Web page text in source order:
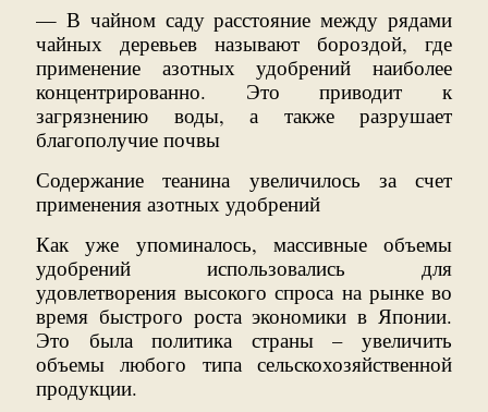
— В чайном саду расстояние между рядами
чайных деревьев называют бороздой, где
применение азотных удобрений наиболее
концентрированно. Это приводит к
загрязнению воды, а также разрушает
благополучие почвы
Содержание теанина увеличилось за счет
применения азотных удобрений
Как уже упоминалось, массивные объемы
удобрений использовались для
удовлетворения высокого спроса на рынке во
время быстрого роста экономики в Японии.
Это была политика страны – увеличить
объемы любого типа сельскохозяйственной
продукции.